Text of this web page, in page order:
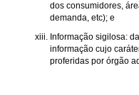
dos consumidores,
demanda, etc); e
Informação sigilosa:
informação cujo
proferidas por órgão